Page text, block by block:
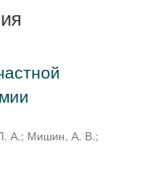
А.; Мишин, А. В.;